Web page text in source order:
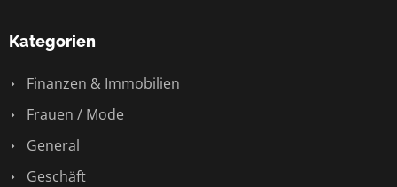
Kategorien
Finanzen & Immobilien
Frauen / Mode
General
Geschäft